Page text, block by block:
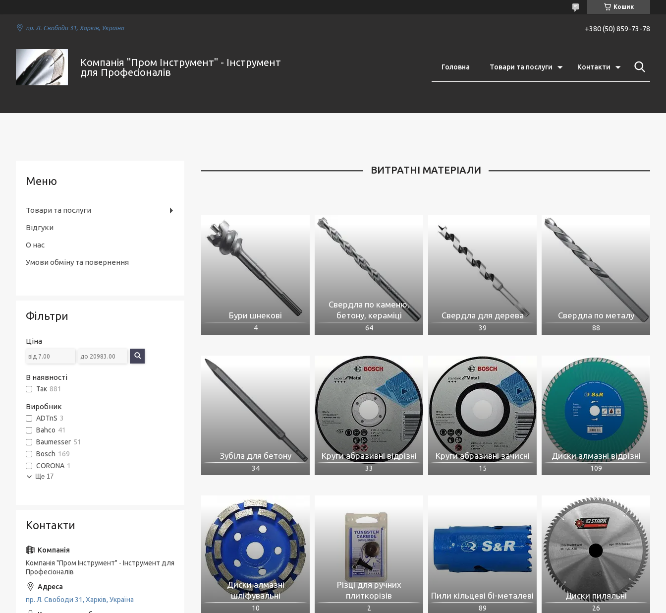
Кошик
пр. Л. Свободи 31, Харків, Україна +380 (50) 859-73-78
Компанія "Пром Інструмент" - Інструмент
для Професіоналів
Головна Товари та послуги Контакти
ВИТРАТНІ МАТЕРІАЛИ
Бури шнекові
4
Свердла по каменю,
бетону, кераміці
64
Свердла для дерева
39
Свердла по металу
88
Зубіла для бетону
34
Круги абразивні відрізні
33
Круги абразивні зачисні
15
Диски алмазні відрізні
109
Диски алмазні
шліфувальні
10
Різці для ручних
плиткорізів
2
Пили кільцеві бі-металеві
89
Диски пиляльні
26
Товари та послуги
Відгуки
О нас
Умови обміну та повернення
Фільтри
Ціна
В наявності
Так 881
Виробник
ADTnS 3
Bahco 41
Baumesser 51
Bosch 169
CORONA 1
Ще 17
Контакти
Компанія "Пром Інструмент" - Інструмент для
Професіоналів
пр. Л. Свободи 31, Харків, Україна